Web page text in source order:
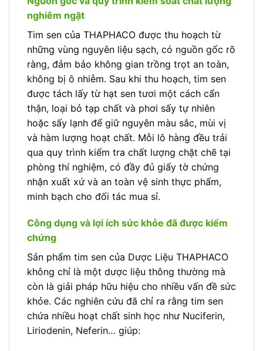
nghiêm ngặt
Tim sen của THAPHACO được thu hoạch từ
những vùng nguyên liệu sạch, có nguồn gốc rõ
ràng, đảm bảo không gian trồng trọt an toàn,
không bị ô nhiễm. Sau khi thu hoạch, tim sen
được tách lấy từ hạt sen tươi một cách cẩn
thận, loại bỏ tạp chất và phơi sấy tự nhiên
hoặc sấy lạnh để giữ nguyên màu sắc, mùi vị
và hàm lượng hoạt chất. Mỗi lô hàng đều trải
qua quy trình kiểm tra chất lượng chặt chẽ tại
phòng thí nghiệm, có đầy đủ giấy tờ chứng
nhận xuất xứ và an toàn vệ sinh thực phẩm,
minh bạch cho đối tác mua sỉ.
Công dụng và lợi ích sức khỏe đã được kiểm
chứng
Sản phẩm tim sen của Dược Liệu THAPHACO
không chỉ là một dược liệu thông thường mà
còn là giải pháp hữu hiệu cho nhiều vấn đề sức
khỏe. Các nghiên cứu đã chỉ ra rằng tim sen
chứa nhiều hoạt chất sinh học như Nuciferin,
Liriodenin, Neferin… giúp: